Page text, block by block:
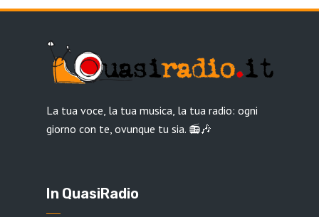
La tua voce, la tua musica, la tua radio: ogni
giorno con te, ovunque tu sia. 📻🎶
In QuasiRadio